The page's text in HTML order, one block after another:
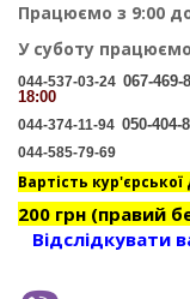
Працюємо з 9:00
У суботу
044-537-03-24 067-
18:00
044-374-11-94 050-
044-585-79-69
Вартість
200 грн (правий
Відслідкувати